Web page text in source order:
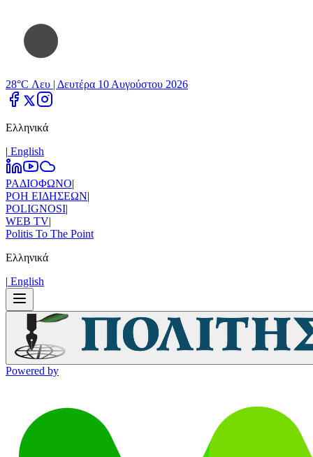
28°C Λευ | Δευτέρα 10 Αυγούστου 2026
Ελληνικά
| Εnglish
ΡΑΔΙΟΦΩΝΟ|
ΡΟΗ ΕΙΔΗΣΕΩΝ|
POLIGNOSI|
WEB TV|
Politis To The Point
Ελληνικά
| Εnglish
Powered by